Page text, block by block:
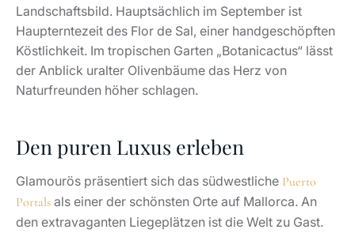
Landschaftsbild. Hauptsächlich im September ist
Haupterntezeit des Flor de Sal, einer handgeschöpften
Köstlichkeit. Im tropischen Garten „Botanicactus“ lässt
der Anblick uralter Olivenbäume das Herz von
Naturfreunden höher schlagen.
Den puren Luxus erleben
Glamourös präsentiert sich das südwestliche Puerto
Portals als einer der schönsten Orte auf Mallorca. An
den extravaganten Liegeplätzen ist die Welt zu Gast.